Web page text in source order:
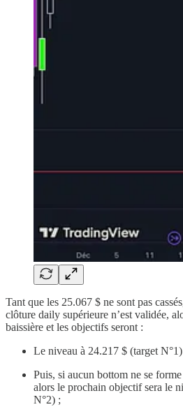
Tant que les 25.067 $ ne sont pas
clôture daily supérieure n’est validée,
baissière et les objectifs seront :
Le niveau à 24.217 $ (target
Puis, si aucun bottom ne se
alors le prochain objectif sera le
N°2) ;